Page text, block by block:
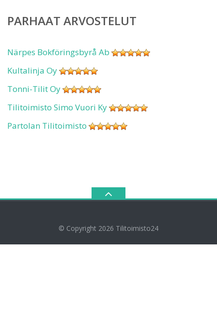
PARHAAT ARVOSTELUT
Närpes Bokföringsbyrå Ab
Kultalinja Oy
Tonni-Tilit Oy
Tilitoimisto Simo Vuori Ky
Partolan Tilitoimisto
© Copyright 2026 Tilitoimisto24